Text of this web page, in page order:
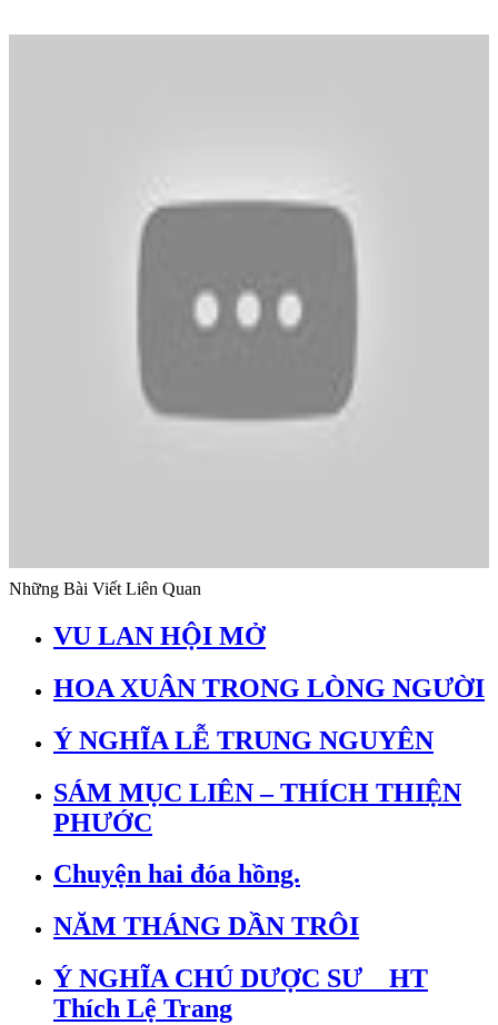
Những Bài Viết Liên Quan
VU LAN HỘI MỞ
HOA XUÂN TRONG LÒNG NGƯỜI
Ý NGHĨA LỄ TRUNG NGUYÊN
SÁM MỤC LIÊN – THÍCH THIỆN
PHƯỚC
Chuyện hai đóa hồng.
NĂM THÁNG DẦN TRÔI
Ý NGHĨA CHÚ DƯỢC SƯ _ HT
Thích Lệ Trang